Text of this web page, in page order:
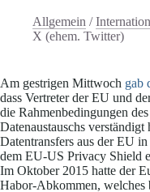
Allgemein /
X (ehem. Twitter)
Am gestrigen Mittwoch gab
dass Vertreter der EU und
die Rahmenbedingungen
Datenaustauschs
Datentransfers aus der EU
dem EU-US Privacy Shield
Im Oktober 2015 hatte der
Habor-Abkommen, welches